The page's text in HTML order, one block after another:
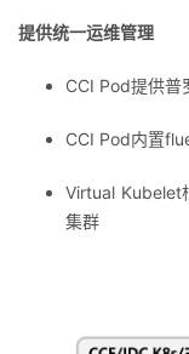
提供统一运维管理
CCI Pod提供普
CCI Pod内置
Virtual Kubelet
集群